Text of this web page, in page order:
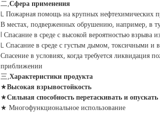
二,Сфера применения
L Пожарная помощь на крупных нефтехимических
В местах, подверженных обрушению, например, в
l Спасание в среде с высокой вероятностью взрыва
L Спасание в среде с густым дымом, токсичными и
Спасение в условиях, когда требуется ликвидация
приближении
三,Характеристики продукта
★Высокая взрывостойкость
★Сильная способность перетаскивать и опускать
★ Многофункциональное использование